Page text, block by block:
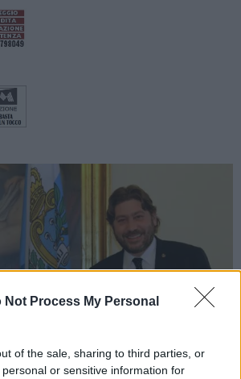
Not Process My Personal
of the sale, sharing to third parties, or
or sensitive information for